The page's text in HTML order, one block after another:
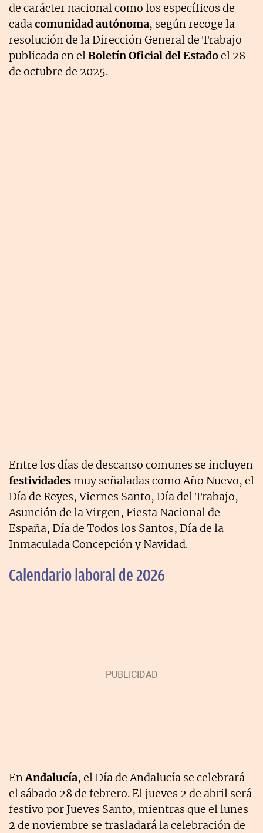
de carácter nacional como los específicos de
cadacomunidad autónoma, según recoge la
resolución de la Dirección General de Trabajo
publicada en elBoletín Oficial del Estadoel 28
de octubre de 2025.
Entre los días de descanso comunes se incluyen
festividadesmuy señaladas como Año Nuevo, el
Día de Reyes, Viernes Santo, Día del Trabajo,
Asunción de la Virgen, Fiesta Nacional de
España, Día de Todos los Santos, Día de la
Inmaculada Concepción y Navidad.
Calendario laboral de 2026
EnAndalucía, el Día de Andalucía se celebrará
el sábado 28 de febrero. El jueves 2 de abril será
festivo por Jueves Santo, mientras que el lunes
2 de noviembre se trasladará la celebración de